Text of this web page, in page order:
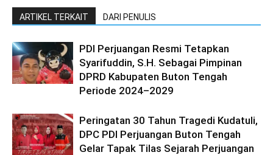
ARTIKEL TERKAIT DARI PENULIS
PDI Perjuangan Resmi Tetapkan
Syarifuddin, S.H. Sebagai Pimpinan
DPRD Kabupaten Buton Tengah
Periode 2024–2029
Peringatan 30 Tahun Tragedi Kudatuli,
DPC PDI Perjuangan Buton Tengah
Gelar Tapak Tilas Sejarah Perjuangan